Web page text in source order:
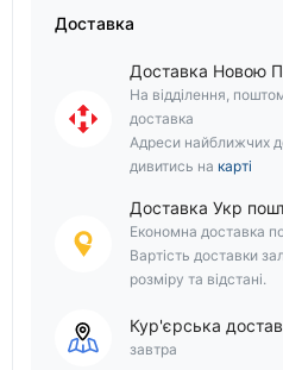
Доставка
Доставка Новою
На відділення,
доставка
Адреси найближчих
дивитись на карті
Доставка Укр
Економна доставка по
Вартість доставки
розміру та відстані.
Кур'єрська
завтра